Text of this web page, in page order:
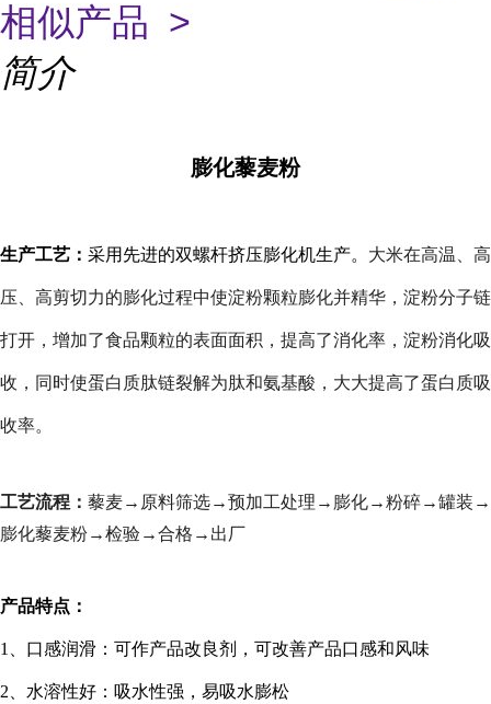
相似产品 >
简介
膨化藜麦粉
生产工艺： 采用先进的双螺杆挤压膨化机生产。 大米在高温、高
压、高剪切力的膨化过程中使淀粉颗粒膨化并精华，淀粉分子链
打开，增加了食品颗粒的表面面积，提高了消化率，淀粉消化吸
收，同时使蛋白质肽链裂解为肽和氨基酸，大大提高了蛋白质吸
收率。
工艺流程： 藜麦→原料筛选→预加工处理→膨化→粉碎→罐装→
膨化藜麦粉→检验→合格→出厂
产品特点：
1 、口感润滑：可作产品改良剂，可改善产品口感和风味
2 、水溶性好：吸水性强，易吸水膨松